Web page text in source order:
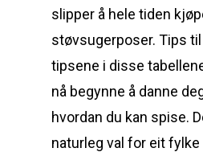
slipper å hele tiden
støvsugerposer. Tips
tipsene i disse
nå begynne å danne
hvordan du kan spise.
naturleg val for eit